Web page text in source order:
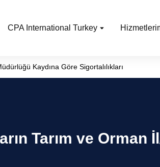
CPA International Turkey
Kaydına Göre Sigortalılıkları
Tarım ve Orman